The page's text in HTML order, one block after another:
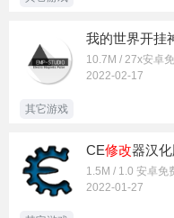
我的世界开挂
10.7M / 27x安卓
2022-02-17
其它游戏
CE修改器汉
1.5M / 1.0 安卓免
2022-01-27